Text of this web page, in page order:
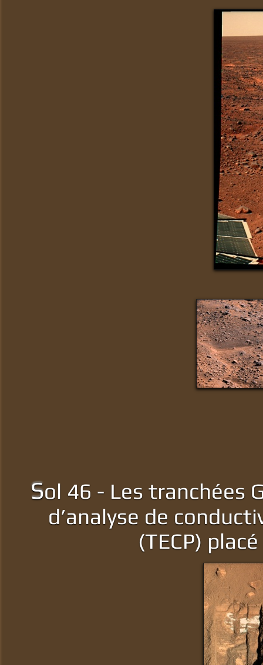
Sol 46 - Les tranchées
d’analyse de
(TECP)